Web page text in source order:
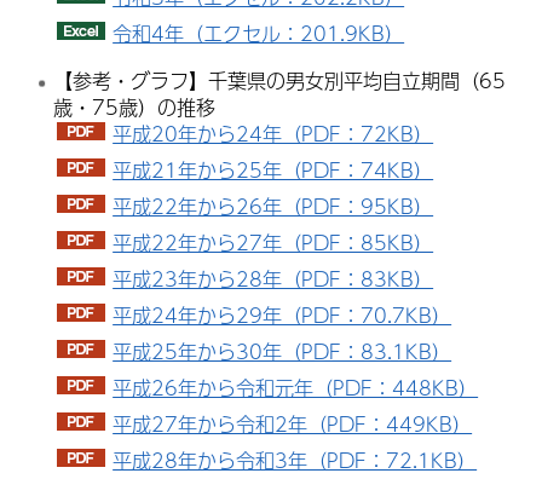
令和4年（エクセル：201.9KB）
【参考・グラフ】千葉県の男女別平均自立期間（65
歳・75歳）の推移
平成20年から24年（PDF：72KB）
平成21年から25年（PDF：74KB）
平成22年から26年（PDF：95KB）
平成22年から27年（PDF：85KB）
平成23年から28年（PDF：83KB）
平成24年から29年（PDF：70.7KB）
平成25年から30年（PDF：83.1KB）
平成26年から令和元年（PDF：448KB）
平成27年から令和2年（PDF：449KB）
平成28年から令和3年（PDF：72.1KB）